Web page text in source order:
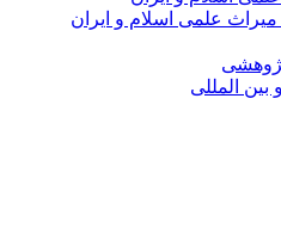
علمی اسلام و ایران
المللی